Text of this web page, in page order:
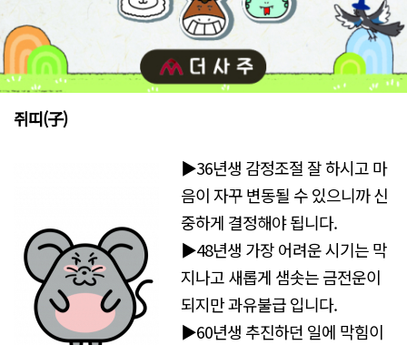
쥐띠(子)
▶36년생 감정조절 잘 하시고 마
음이 자꾸 변동될 수 있으니까 신
중하게 결정해야 됩니다.
▶48년생 가장 어려운 시기는 막
지나고 새롭게 샘솟는 금전운이
되지만 과유불급 입니다.
▶60년생 추진하던 일에 막힘이